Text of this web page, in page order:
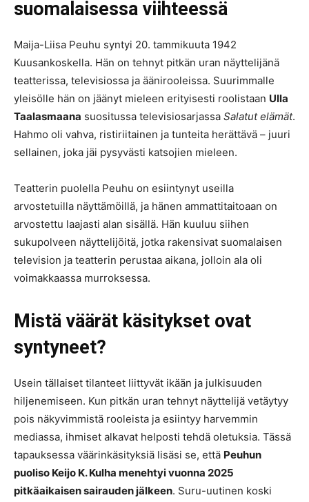
suomalaisessa viihteessä
Maija-Liisa Peuhu syntyi 20. tammikuuta 1942
Kuusankoskella. Hän on tehnyt pitkän uran näyttelijänä
teatterissa, televisiossa ja äänirooleissa. Suurimmalle
yleisölle hän on jäänyt mieleen erityisesti roolistaan Ulla
Taalasmaana suositussa televisiosarjassa Salatut elämät.
Hahmo oli vahva, ristiriitainen ja tunteita herättävä – juuri
sellainen, joka jäi pysyvästi katsojien mieleen.
Teatterin puolella Peuhu on esiintynyt useilla
arvostetuilla näyttämöillä, ja hänen ammattitaitoaan on
arvostettu laajasti alan sisällä. Hän kuuluu siihen
sukupolveen näyttelijöitä, jotka rakensivat suomalaisen
television ja teatterin perustaa aikana, jolloin ala oli
voimakkaassa murroksessa.
Mistä väärät käsitykset ovat
syntyneet?
Usein tällaiset tilanteet liittyvät ikään ja julkisuuden
hiljenemiseen. Kun pitkän uran tehnyt näyttelijä vetäytyy
pois näkyvimmistä rooleista ja esiintyy harvemmin
mediassa, ihmiset alkavat helposti tehdä oletuksia. Tässä
tapauksessa väärinkäsityksiä lisäsi se, että Peuhun
puoliso Keijo K. Kulha menehtyi vuonna 2025
pitkäaikaisen sairauden jälkeen. Suru-uutinen koski